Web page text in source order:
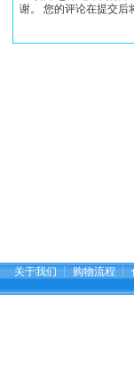
谢。 您的评论在提交后
关于我们 ┆ 购物流程 ┆